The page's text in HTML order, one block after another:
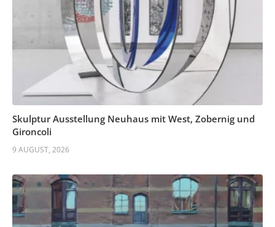
Skulptur Ausstellung Neuhaus mit West, Zobernig und
Gironcoli
9 AUGUST, 2026